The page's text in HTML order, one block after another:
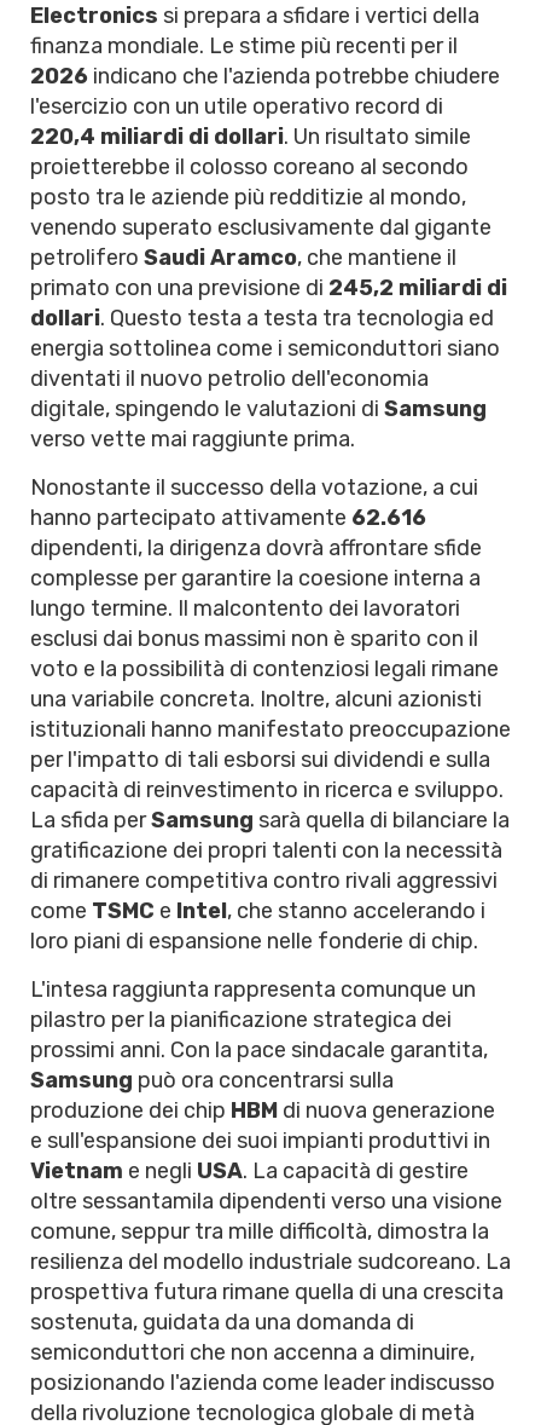
Electronics si prepara a sfidare i vertici della
finanza mondiale. Le stime più recenti per il
2026 indicano che l'azienda potrebbe chiudere
l'esercizio con un utile operativo record di
220,4 miliardi di dollari. Un risultato simile
proietterebbe il colosso coreano al secondo
posto tra le aziende più redditizie al mondo,
venendo superato esclusivamente dal gigante
petrolifero Saudi Aramco, che mantiene il
primato con una previsione di 245,2 miliardi di
dollari. Questo testa a testa tra tecnologia ed
energia sottolinea come i semiconduttori siano
diventati il nuovo petrolio dell'economia
digitale, spingendo le valutazioni di Samsung
verso vette mai raggiunte prima.
Nonostante il successo della votazione, a cui
hanno partecipato attivamente 62.616
dipendenti, la dirigenza dovrà affrontare sfide
complesse per garantire la coesione interna a
lungo termine. Il malcontento dei lavoratori
esclusi dai bonus massimi non è sparito con il
voto e la possibilità di contenziosi legali rimane
una variabile concreta. Inoltre, alcuni azionisti
istituzionali hanno manifestato preoccupazione
per l'impatto di tali esborsi sui dividendi e sulla
capacità di reinvestimento in ricerca e sviluppo.
La sfida perSamsung sarà quella di bilanciare la
gratificazione dei propri talenti con la necessità
di rimanere competitiva contro rivali aggressivi
come TSMC e Intel, che stanno accelerando i
loro piani di espansione nelle fonderie di chip.
L'intesa raggiunta rappresenta comunque un
pilastro per la pianificazione strategica dei
prossimi anni. Con la pace sindacale garantita,
Samsung può ora concentrarsi sulla
produzione dei chip HBM di nuova generazione
e sull'espansione dei suoi impianti produttivi in
Vietnam e negli USA. La capacità di gestire
oltre sessantamila dipendenti verso una visione
comune, seppur tra mille difficoltà, dimostra la
resilienza del modello industriale sudcoreano. La
prospettiva futura rimane quella di una crescita
sostenuta, guidata da una domanda di
semiconduttori che non accenna a diminuire,
posizionando l'azienda come leader indiscusso
della rivoluzione tecnologica globale di metà